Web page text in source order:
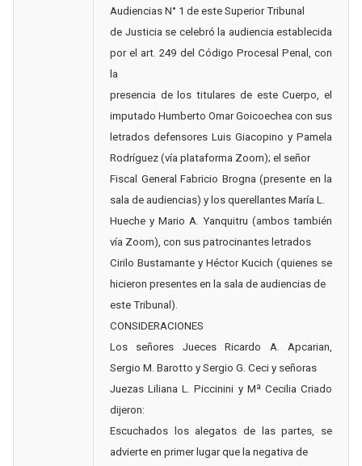
Audiencias N° 1 de este Superior Tribunal
de Justicia se celebró la audiencia establecida
por el art. 249 del Código Procesal Penal, con
la
presencia de los titulares de este Cuerpo, el
imputado Humberto Omar Goicoechea con sus
letrados defensores Luis Giacopino y Pamela
Rodríguez (vía plataforma Zoom); el señor
Fiscal General Fabricio Brogna (presente en la
sala de audiencias) y los querellantes María L.
Hueche y Mario A. Yanquitru (ambos también
vía Zoom), con sus patrocinantes letrados
Cirilo Bustamante y Héctor Kucich (quienes se
hicieron presentes en la sala de audiencias de
este Tribunal).
CONSIDERACIONES
Los señores Jueces Ricardo A. Apcarian,
Sergio M. Barotto y Sergio G. Ceci y señoras
Juezas Liliana L. Piccinini y Mª Cecilia Criado
dijeron:
Escuchados los alegatos de las partes, se
advierte en primer lugar que la negativa de